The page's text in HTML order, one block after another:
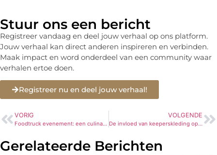
Stuur ons een bericht
Registreer vandaag en deel jouw verhaal op ons platform.
Jouw verhaal kan direct anderen inspireren en verbinden.
Maak impact en word onderdeel van een community waar
verhalen ertoe doen.
Registreer nu en deel jouw verhaal!
VORIG
Foodtruck evenement: een culinaire beleving op wielen
VOLGENDE
De invloed van keeperskleding op jouw bewegingsvrijheid
Gerelateerde Berichten